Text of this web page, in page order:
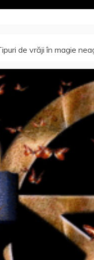
de vrăji în magie